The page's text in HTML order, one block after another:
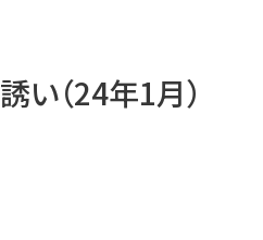
（24年1月）